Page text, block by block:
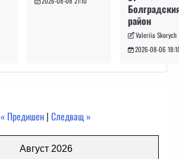
район
Valeriia Skorych
2026-08-06
« Предишен | Следващ »
Август 2026